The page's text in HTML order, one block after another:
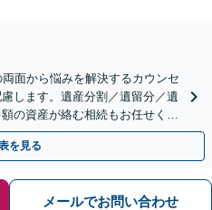
面から悩みを解決するカウンセ
します。遺産分割／遺留分／遺
の資産が絡む相続もお任せくだ
車場完備】
を見る
メールでお問い合わせ